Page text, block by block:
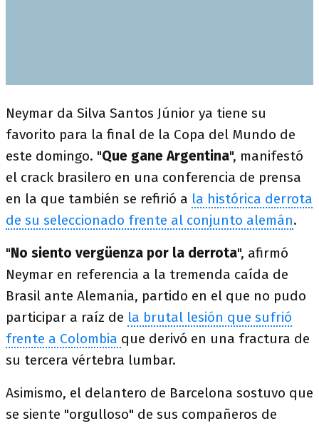
Neymar da Silva Santos Júnior ya tiene su
favorito para la final de la Copa del Mundo de
este domingo. "Que gane Argentina", manifestó
el crack brasilero en una conferencia de prensa
en la que también se refirió a la histórica derrota
de su seleccionado frente al conjunto alemán.
"No siento vergüenza por la derrota", afirmó
Neymar en referencia a la tremenda caída de
Brasil ante Alemania, partido en el que no pudo
participar a raíz de la brutal lesión que sufrió
frente a Colombia que derivó en una fractura de
su tercera vértebra lumbar.
Asimismo, el delantero de Barcelona sostuvo que
se siente "orgulloso" de sus compañeros de